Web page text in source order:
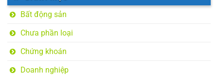
Bất động sản
Chưa phần loại
Chứng khoán
Doanh nghiệp